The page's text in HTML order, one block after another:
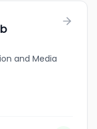
and Media